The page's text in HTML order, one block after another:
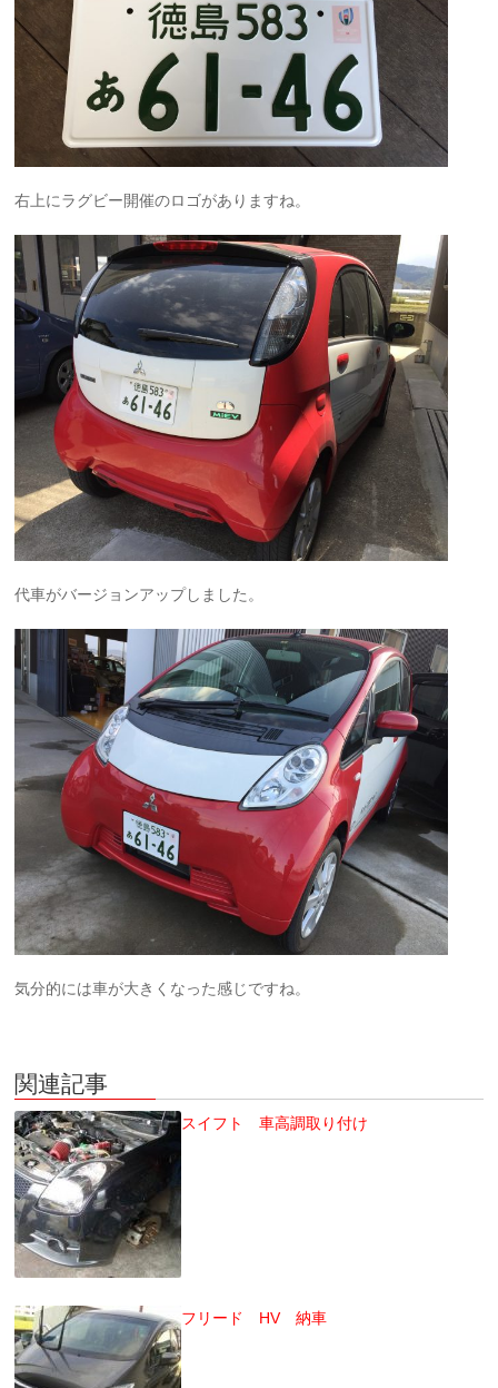
右上にラグビー開催のロゴがありますね。
代車がバージョンアップしました。
気分的には車が大きくなった感じですね。
関連記事
スイフト 車高調取り付け
フリード HV 納車